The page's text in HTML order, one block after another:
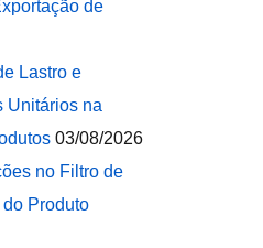
de
Lastro e
Unitários na
03/08/2026
no Filtro de
Produto